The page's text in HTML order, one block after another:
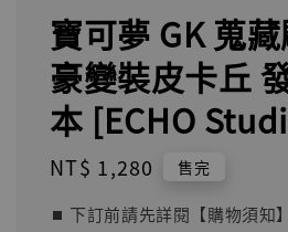
寶可夢 GK 蒐
豪變裝皮卡丘
本 [ECHO
Regular
NT$ 1,280 售完
⏹︎ 下訂前請先詳閱【購物須知